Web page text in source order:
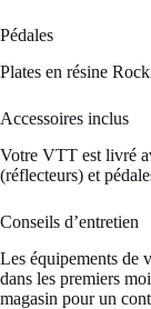
Pédales
Plates en résine
Accessoires inclus
Votre VTT est livré
(réflecteurs) et
Conseils d’entretien
Les équipements de
dans les premiers
magasin pour un